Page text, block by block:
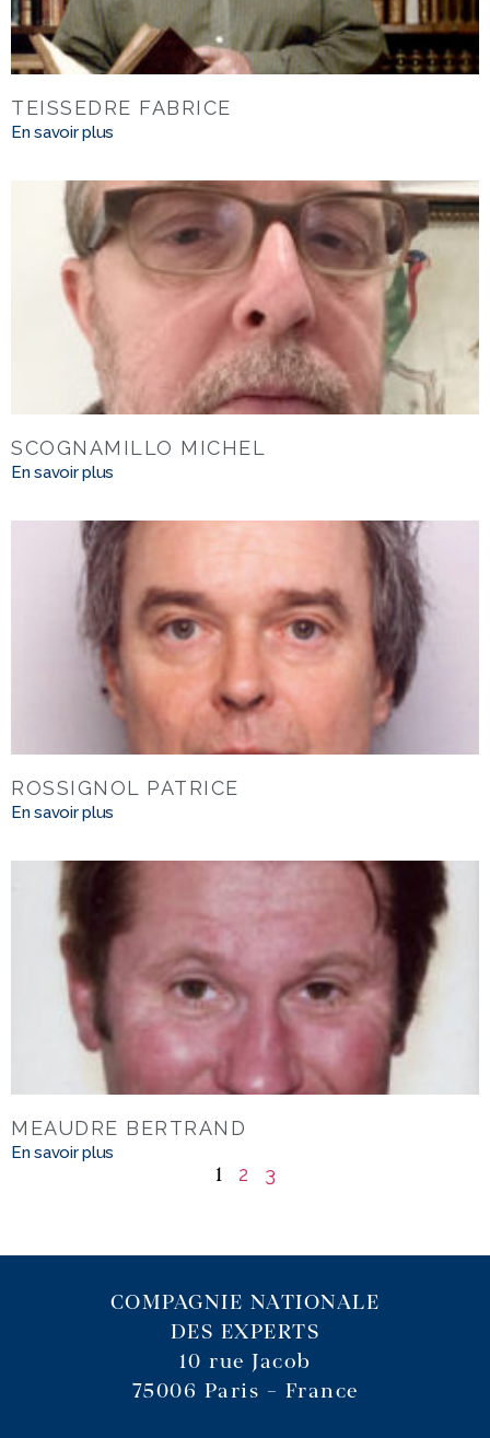
TEISSEDRE FABRICE
En savoir plus
SCOGNAMILLO MICHEL
En savoir plus
ROSSIGNOL PATRICE
En savoir plus
MEAUDRE BERTRAND
En savoir plus
1 2 3
COMPAGNIE NATIONALE
DES EXPERTS
10 rue Jacob
75006 Paris – France